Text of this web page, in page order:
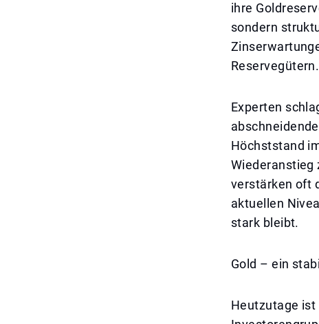
ihre
sondern
Reservegütern.
Experten
Höchststand
Wiederanstieg
verstärken oft
aktuellen
stark bleibt.
Gold – ein
Heutzutage ist